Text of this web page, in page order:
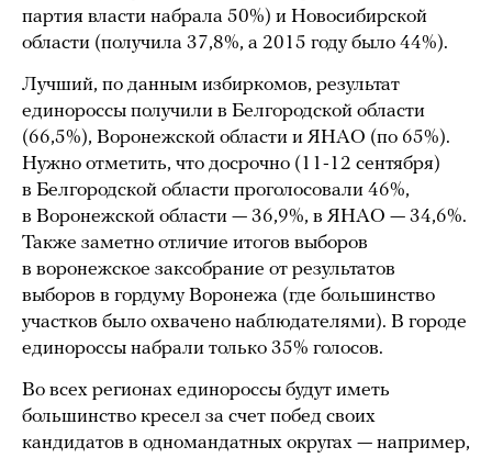
партия власти набрала 50%) и Новосибирской
области (получила 37,8%, а 2015 году было 44%).
Лучший, по данным избиркомов, результат
единороссы получили в Белгородской области
(66,5%), Воронежской области и ЯНАО (по 65%).
Нужно отметить, что досрочно (11-12 сентября)
в Белгородской области проголосовали 46%,
в Воронежской области — 36,9%, в ЯНАО — 34,6%.
Также заметно отличие итогов выборов
в воронежское заксобрание от результатов
выборов в гордуму Воронежа (где большинство
участков было охвачено наблюдателями). В городе
единороссы набрали только 35% голосов.
Во всех регионах единороссы будут иметь
большинство кресел за счет побед своих
кандидатов в одномандатных округах — например,